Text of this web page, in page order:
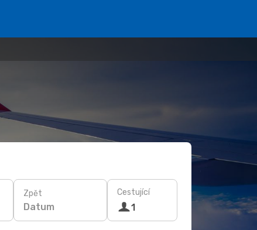
Zpět
Datum
Cestující
1